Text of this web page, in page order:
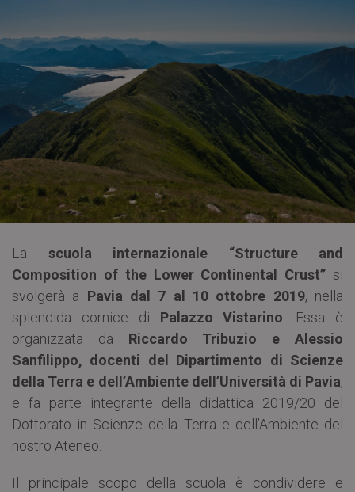
La scuola internazionale “Structure and
Composition of the Lower Continental Crust” si
svolgerà a Pavia dal 7 al 10 ottobre 2019, nella
splendida cornice di Palazzo Vistarino . Essa è
organizzata da Riccardo Tribuzio e Alessio
Sanfilippo, docenti del Dipartimento di Scienze
della Terra e dell’Ambiente dell’Università di Pavia,
e fa parte integrante della didattica 2019/20 del
Dottorato in Scienze della Terra e dell’Ambiente del
nostro Ateneo.
Il principale scopo della scuola è condividere e